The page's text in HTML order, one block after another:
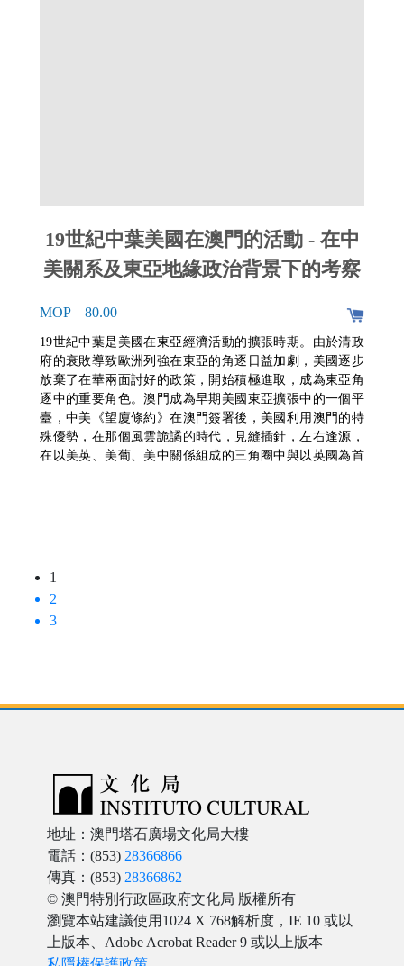
19世紀中葉美國在澳門的活動 - 在中
美關系及東亞地緣政治背景下的考察
MOP 80.00
19世紀中葉是美國在東亞經濟活動的擴張時期。由於清政
府的衰敗導致歐洲列強在東亞的角逐日益加劇，美國逐步
放棄了在華兩面討好的政策，開始積極進取，成為東亞角
逐中的重要角色。澳門成為早期美國東亞擴張中的一個平
臺，中美《望廈條約》在澳門簽署後，美國利用澳門的特
殊優勢，在那個風雲詭譎的時代，見縫插針，左右逢源，
在以美英、美葡、美中關係組成的三角圈中與以英國為首
用；第三，美國的活動如何影響了澳門的經濟和社會發
美國早期在東亞的擴張軌跡。
1
2
3
地址：澳門塔石廣場文化局大樓
電話：(853) 28366866
傳真：(853) 28366862
© 澳門特別行政區政府文化局 版權所有
瀏覽本站建議使用1024 X 768解析度，IE 10 或以
上版本、Adobe Acrobat Reader 9 或以上版本